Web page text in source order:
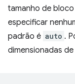
tamanho de
especificar
padrão é auto .
dimensionadas